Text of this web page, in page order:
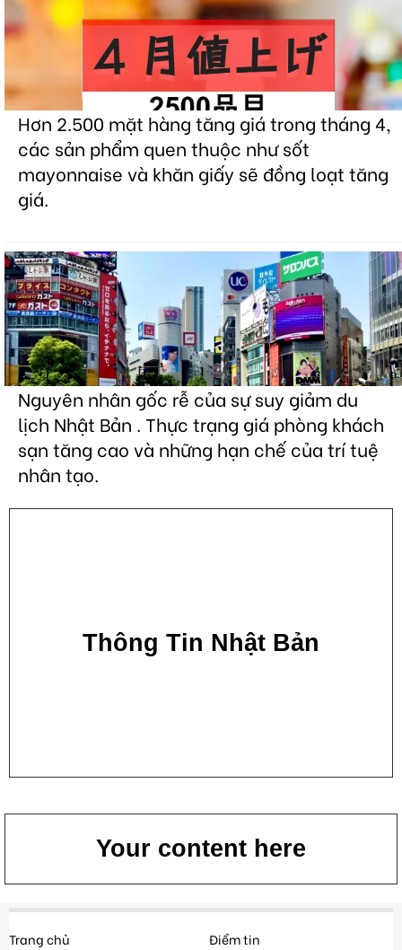
Hơn 2.500 mặt hàng tăng giá trong tháng 4,
các sản phẩm quen thuộc như sốt
mayonnaise và khăn giấy sẽ đồng loạt tăng
giá.
Nguyên nhân gốc rễ của sự suy giảm du
lịch Nhật Bản . Thực trạng giá phòng khách
sạn tăng cao và những hạn chế của trí tuệ
nhân tạo.
Thông Tin Nhật Bản
Your content here
Trang chủ
Điểm tin